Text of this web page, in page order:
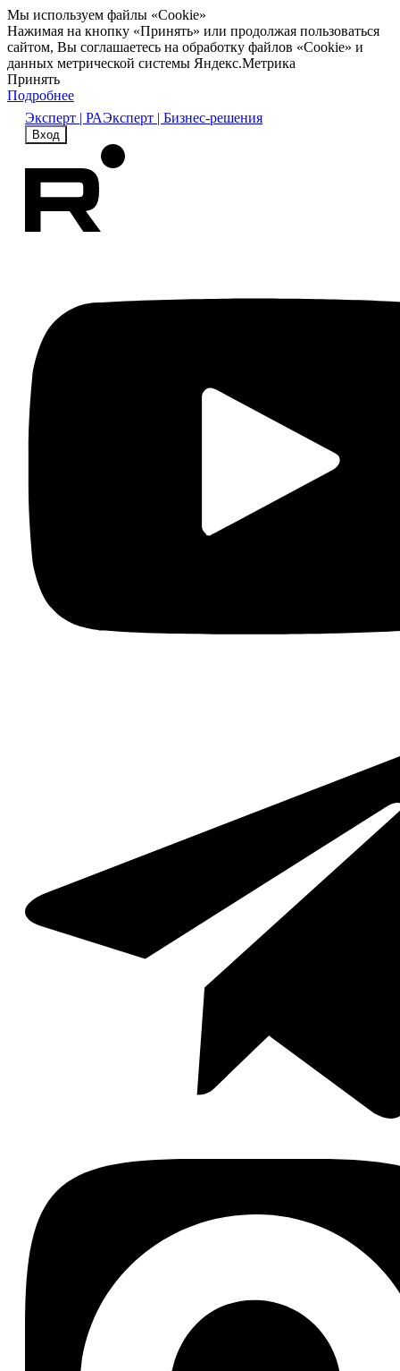
Мы используем файлы «Cookie»
Нажимая на кнопку «Принять» или продолжая пользоваться
сайтом, Вы соглашаетесь на обработку файлов «Cookie» и
данных метрической системы Яндекс.Метрика
Принять
Подробнее
Эксперт | РАЭксперт | Бизнес-решения
Вход